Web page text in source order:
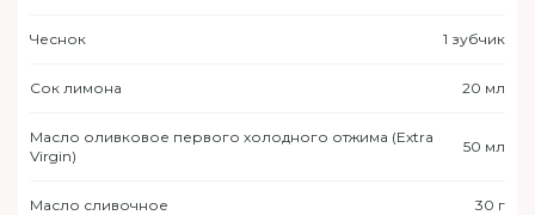
Чеснок 1 зубчик
Сок лимона 20 мл
Масло оливковое первого холодного отжима (Extra
Virgin)
50 мл
Масло сливочное 30 г